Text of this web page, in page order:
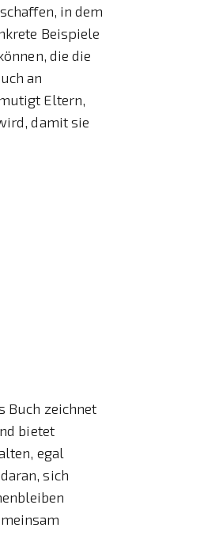
in dem
Beispiele
die die
an
Eltern,
damit sie
Buch zeichnet
bietet
egal
sich